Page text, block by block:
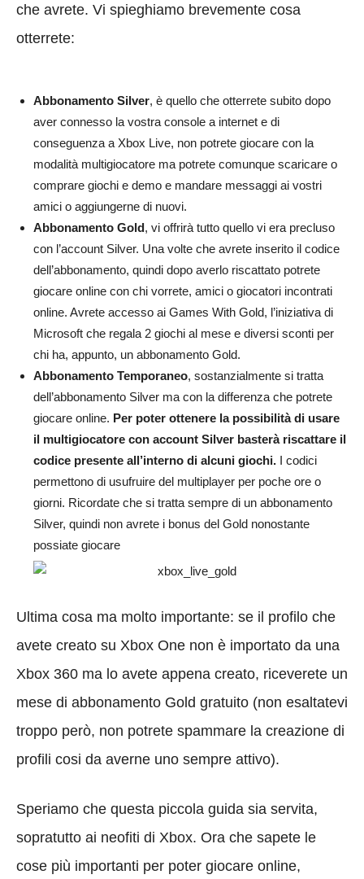
che avrete. Vi spieghiamo brevemente cosa
otterrete:
Abbonamento Silver, è quello che otterrete subito dopo
aver connesso la vostra console a internet e di
conseguenza a Xbox Live, non potrete giocare con la
modalità multigiocatore ma potrete comunque scaricare o
comprare giochi e demo e mandare messaggi ai vostri
amici o aggiungerne di nuovi.
Abbonamento Gold, vi offrirà tutto quello vi era precluso
con l’account Silver. Una volte che avrete inserito il codice
dell’abbonamento, quindi dopo averlo riscattato potrete
giocare online con chi vorrete, amici o giocatori incontrati
online. Avrete accesso ai Games With Gold, l’iniziativa di
Microsoft che regala 2 giochi al mese e diversi sconti per
chi ha, appunto, un abbonamento Gold.
Abbonamento Temporaneo, sostanzialmente si tratta
dell’abbonamento Silver ma con la differenza che potrete
giocare online. Per poter ottenere la possibilità di usare
il multigiocatore con account Silver basterà riscattare il
codice presente all’interno di alcuni giochi. I codici
permettono di usufruire del multiplayer per poche ore o
giorni. Ricordate che si tratta sempre di un abbonamento
Silver, quindi non avrete i bonus del Gold nonostante
possiate giocare
Ultima cosa ma molto importante: se il profilo che
avete creato su Xbox One non è importato da una
Xbox 360 ma lo avete appena creato, riceverete un
mese di abbonamento Gold gratuito (non esaltatevi
troppo però, non potrete spammare la creazione di
profili cosi da averne uno sempre attivo).
Speriamo che questa piccola guida sia servita,
sopratutto ai neofiti di Xbox. Ora che sapete le
cose più importanti per poter giocare online,